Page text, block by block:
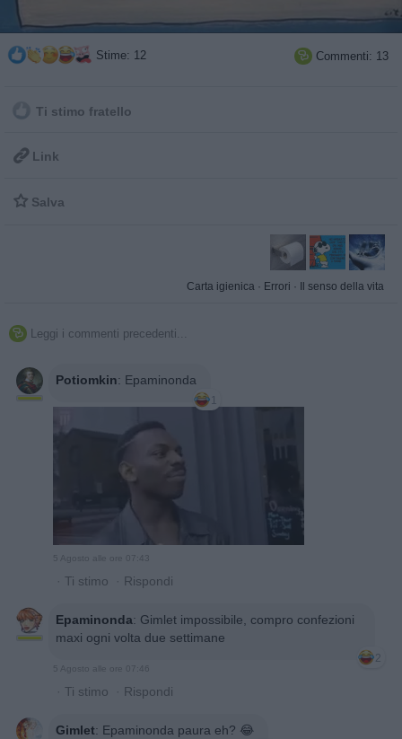
Stime: 12  Commenti: 13
Ti stimo fratello
 Link
 Salva
Carta igienica · Errori · Il senso della vita
 Leggi i commenti precedenti...
Potiomkin: Epaminonda
1
5 Agosto alle ore 07:43
· Ti stimo · Rispondi
Epaminonda: Gimlet impossibile, compro confezioni
maxi ogni volta due settimane
2
5 Agosto alle ore 07:46
· Ti stimo · Rispondi
Gimlet: Epaminonda paura eh? 😂